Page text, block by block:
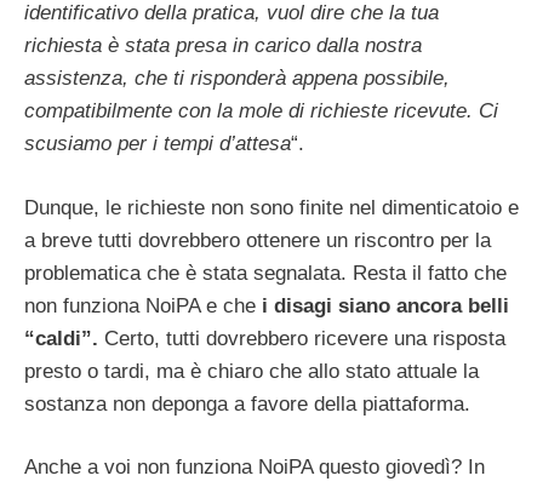
identificativo della pratica, vuol dire che la tua
richiesta è stata presa in carico dalla nostra
assistenza, che ti risponderà appena possibile,
compatibilmente con la mole di richieste ricevute. Ci
scusiamo per i tempi d’attesa“.
Dunque, le richieste non sono finite nel dimenticatoio e
a breve tutti dovrebbero ottenere un riscontro per la
problematica che è stata segnalata. Resta il fatto che
non funziona NoiPA e che i disagi siano ancora belli
“caldi”. Certo, tutti dovrebbero ricevere una risposta
presto o tardi, ma è chiaro che allo stato attuale la
sostanza non deponga a favore della piattaforma.
Anche a voi non funziona NoiPA questo giovedì? In